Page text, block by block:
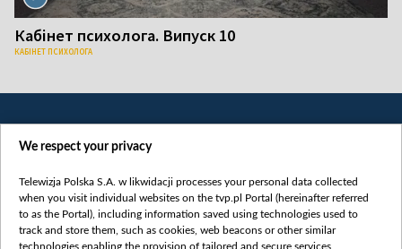
Кабінет психолога. Випуск 10
КАБІНЕТ ПСИХОЛОГА
Категорії
We respect your privacy
Telewizja Polska S.A. w likwidacji processes your personal data collected
when you visit individual websites on the tvp.pl Portal (hereinafter referred
to as the Portal), including information saved using technologies used to
track and store them, such as cookies, web beacons or other similar
technologies enabling the provision of tailored and secure services,